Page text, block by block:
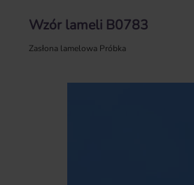
Wzór lameli B0783
Zasłona lamelowa Próbka